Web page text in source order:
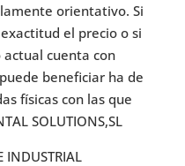
orientativo. Si
el precio o si
cuenta con
beneficiar ha de
físicas con las que
SOLUTIONS,SL
INDUSTRIAL